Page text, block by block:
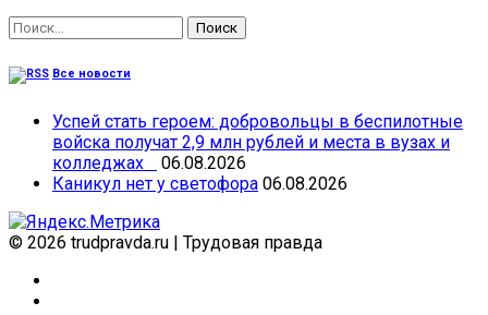
Найти:
Все новости
Успей стать героем: добровольцы в беспилотные
войска получат 2,9 млн рублей и места в вузах и
колледжах
06.08.2026
Каникул нет у светофора 06.08.2026
© 2026 trudpravda.ru | Трудовая правда